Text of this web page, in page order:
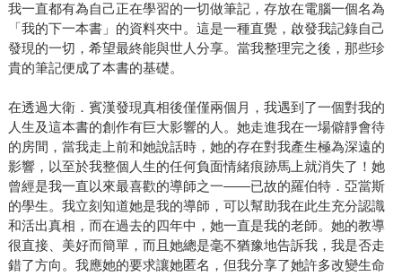
我一直都有為自己正在學習的一切做筆記，存放在電腦一個名為
「我的下一本書」的資料夾中。這是一種直覺，啟發我記錄自己
發現的一切，希望最終能與世人分享。當我整理完之後，那些珍
貴的筆記便成了本書的基礎。
在透過大衛．賓漢發現真相後僅僅兩個月，我遇到了一個對我的
人生及這本書的創作有巨大影響的人。她走進我在一場僻靜會待
的房間，當我走上前和她說話時，她的存在對我產生極為深遠的
影響，以至於我整個人生的任何負面情緒痕跡馬上就消失了！她
曾經是我一直以來最喜歡的導師之一——已故的羅伯特．亞當斯
的學生。我立刻知道她是我的導師，可以幫助我在此生充分認識
和活出真相，而在過去的四年中，她一直是我的老師。她的教導
很直接、美好而簡單，而且她總是毫不猶豫地告訴我，我是否走
錯了方向。我應她的要求讓她匿名，但我分享了她許多改變生命